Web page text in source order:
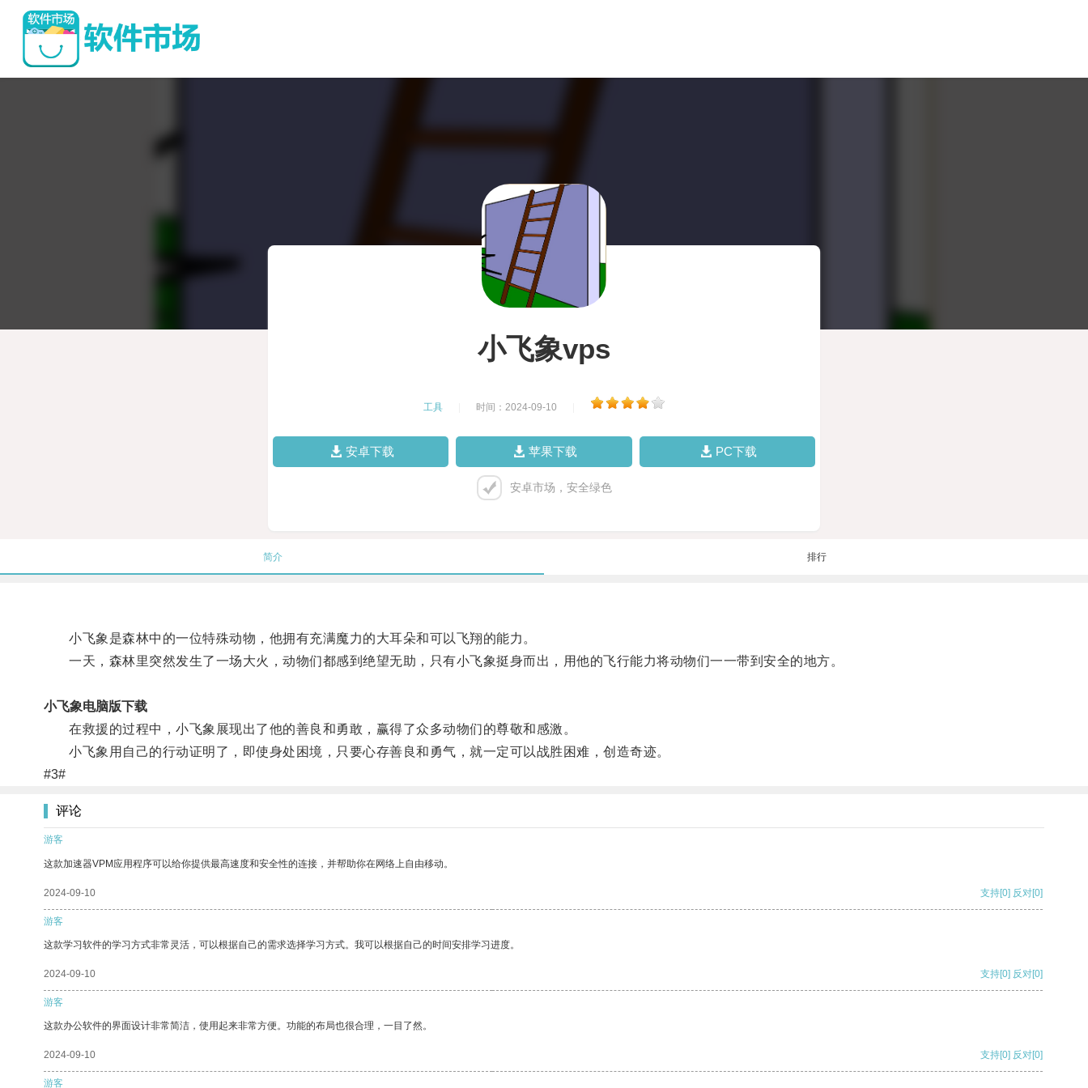
小飞象vps
工具 时间：2024-09-10
安卓下载 苹果下载 PC下载
安卓市场，安全绿色
简介 排行
小飞象是森林中的一位特殊动物，他拥有充满魔力的大耳朵和可以飞翔的能力。
一天，森林里突然发生了一场大火，动物们都感到绝望无助，只有小飞象挺身而出，用他的飞行能力将动物们一一带到安全的地方。
小飞象电脑版下载
在救援的过程中，小飞象展现出了他的善良和勇敢，赢得了众多动物们的尊敬和感激。
小飞象用自己的行动证明了，即使身处困境，只要心存善良和勇气，就一定可以战胜困难，创造奇迹。
#3#
评论
游客
这款加速器VPM应用程序可以给你提供最高速度和安全性的连接，并帮助你在网络上自由移动。
2024-09-10 支持[0] 反对[0]
游客
这款学习软件的学习方式非常灵活，可以根据自己的需求选择学习方式。我可以根据自己的时间安排学习进度。
2024-09-10 支持[0] 反对[0]
游客
这款办公软件的界面设计非常简洁，使用起来非常方便。功能的布局也很合理，一目了然。
2024-09-10 支持[0] 反对[0]
游客